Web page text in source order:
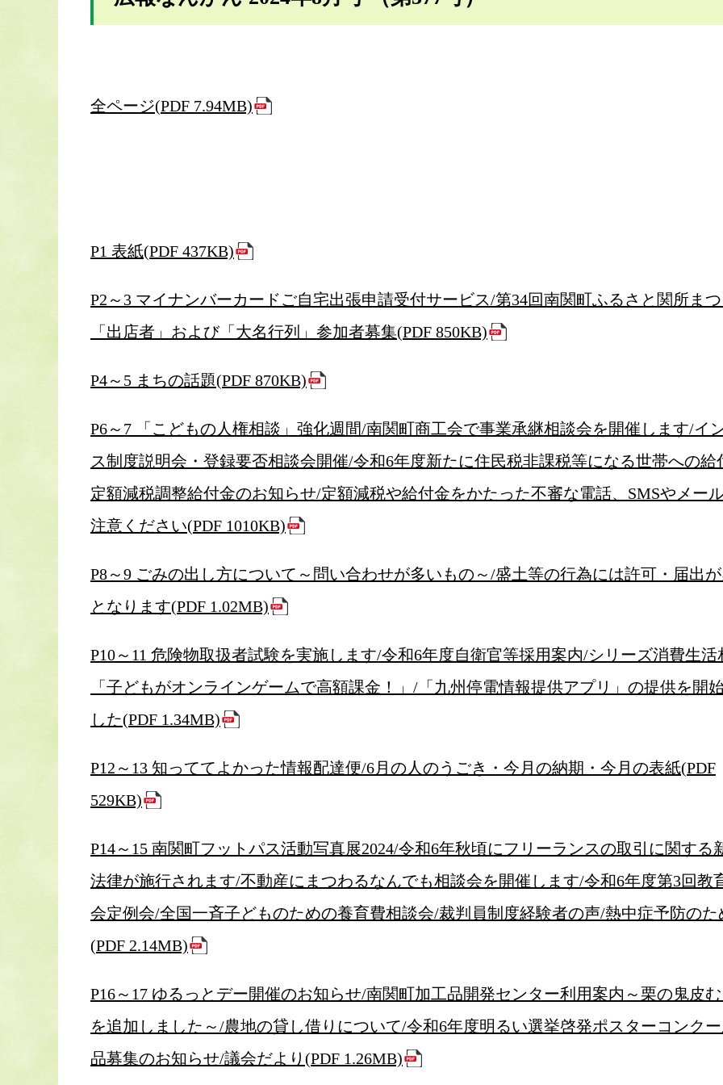
全ページ(PDF 7.94MB)
P1 表紙(PDF 437KB)
P2～3 マイナンバーカードご自宅出張申請受付サービス/第34回南関町ふるさと関所ま
「出店者」および「大名行列」参加者募集(PDF 850KB)
P4～5 まちの話題(PDF 870KB)
P6～7 「こどもの人権相談」強化週間/南関町商工会で事業承継相談会を開催します/イ
ス制度説明会・登録要否相談会開催/令和6年度新たに住民税非課税等になる世帯への給
定額減税調整給付金のお知らせ/定額減税や給付金をかたった不審な電話、SMSやメー
注意ください(PDF 1010KB)
P8～9 ごみの出し方について～問い合わせが多いもの～/盛土等の行為には許可・届出
となります(PDF 1.02MB)
P10～11 危険物取扱者試験を実施します/令和6年度自衛官等採用案内/シリーズ消費生活
「子どもがオンラインゲームで高額課金！」/「九州停電情報提供アプリ」の提供を開
した(PDF 1.34MB)
P12～13 知っててよかった情報配達便/6月の人のうごき・今月の納期・今月の表紙(PDF
529KB)
P14～15 南関町フットパス活動写真展2024/令和6年秋頃にフリーランスの取引に関する
法律が施行されます/不動産にまつわるなんでも相談会を開催します/令和6年度第3回教
会定例会/全国一斉子どものための養育費相談会/裁判員制度経験者の声/熱中症予防のた
(PDF 2.14MB)
P16～17 ゆるっとデー開催のお知らせ/南関町加工品開発センター利用案内～栗の鬼皮
を追加しました～/農地の貸し借りについて/令和6年度明るい選挙啓発ポスターコンク
品募集のお知らせ/議会だより(PDF 1.26MB)